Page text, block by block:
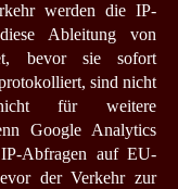
werden die IP-
Ableitung von
bevor sie sofort
sind nicht
für weitere
Google Analytics
Abfragen auf EU-
der Verkehr zur